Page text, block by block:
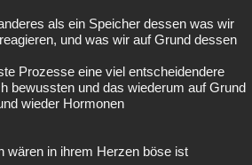
als ein Speicher dessen was wir
und was wir auf Grund dessen
Prozesse eine viel entscheidendere
bewussten und das wiederum auf Grund
wieder Hormonen
wären in ihrem Herzen böse ist